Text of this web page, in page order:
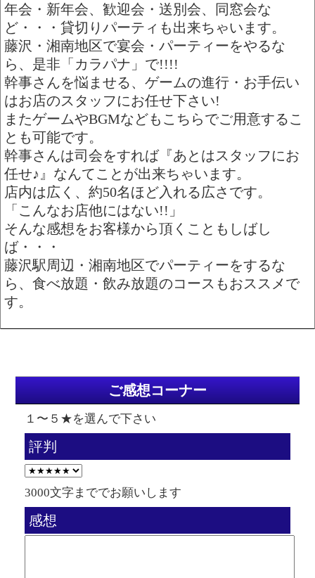
年会・新年会、歓迎会・送別会、同窓会な
ど・・・貸切りパーティも出来ちゃいます。
藤沢・湘南地区で宴会・パーティーをやるな
ら、是非「カラパナ」で!!!!
幹事さんを悩ませる、ゲームの進行・お手伝い
はお店のスタッフにお任せ下さい!
またゲームやBGMなどもこちらでご用意するこ
とも可能です。
幹事さんは司会をすれば『あとはスタッフにお
任せ♪』なんてことが出来ちゃいます。
店内は広く、約50名ほど入れる広さです。
「こんなお店他にはない!!」
そんな感想をお客様から頂くこともしばし
ば・・・
藤沢駅周辺・湘南地区でパーティーをするな
ら、食べ放題・飲み放題のコースもおススメで
す。
ご感想コーナー
１〜５★を選んで下さい
評判
3000文字まででお願いします
感想